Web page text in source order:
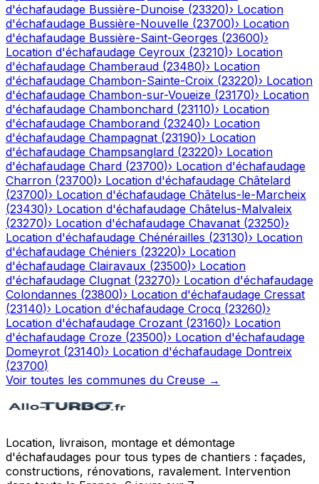
d'échafaudage Bussière-Dunoise (23320)› Location
d'échafaudage Bussière-Nouvelle (23700)› Location
d'échafaudage Bussière-Saint-Georges (23600)›
Location d'échafaudage Ceyroux (23210)› Location
d'échafaudage Chamberaud (23480)› Location
d'échafaudage Chambon-Sainte-Croix (23220)› Location
d'échafaudage Chambon-sur-Voueize (23170)› Location
d'échafaudage Chambonchard (23110)› Location
d'échafaudage Chamborand (23240)› Location
d'échafaudage Champagnat (23190)› Location
d'échafaudage Champsanglard (23220)› Location
d'échafaudage Chard (23700)› Location d'échafaudage
Charron (23700)› Location d'échafaudage Châtelard
(23700)› Location d'échafaudage Châtelus-le-Marcheix
(23430)› Location d'échafaudage Châtelus-Malvaleix
(23270)› Location d'échafaudage Chavanat (23250)›
Location d'échafaudage Chénérailles (23130)› Location
d'échafaudage Chéniers (23220)› Location
d'échafaudage Clairavaux (23500)› Location
d'échafaudage Clugnat (23270)› Location d'échafaudage
Colondannes (23800)› Location d'échafaudage Cressat
(23140)› Location d'échafaudage Crocq (23260)›
Location d'échafaudage Crozant (23160)› Location
d'échafaudage Croze (23500)› Location d'échafaudage
Domeyrot (23140)› Location d'échafaudage Dontreix
(23700)
Voir toutes les communes du Creuse →
Location, livraison, montage et démontage
d'échafaudages pour tous types de chantiers : façades,
constructions, rénovations, ravalement. Intervention